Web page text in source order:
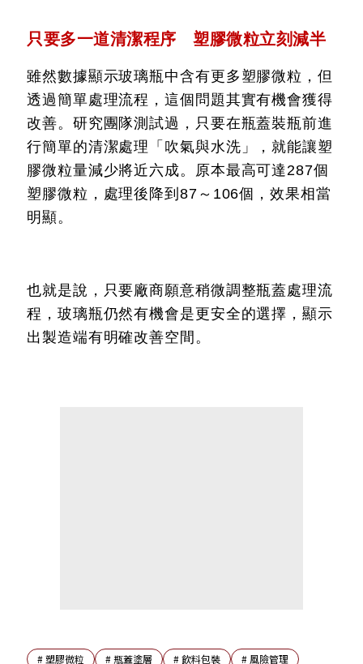
只要多一道清潔程序 塑膠微粒立刻減半
雖然數據顯示玻璃瓶中含有更多塑膠微粒，但
透過簡單處理流程，這個問題其實有機會獲得
改善。研究團隊測試過，只要在瓶蓋裝瓶前進
行簡單的清潔處理「吹氣與水洗」，就能讓塑
膠微粒量減少將近六成。原本最高可達287個
塑膠微粒，處理後降到87～106個，效果相當
明顯。
也就是說，只要廠商願意稍微調整瓶蓋處理流
程，玻璃瓶仍然有機會是更安全的選擇，顯示
出製造端有明確改善空間。
#塑膠微粒 #瓶蓋塗層 #飲料包裝 # 風險管理